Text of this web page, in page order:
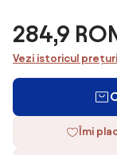
284,9
Vezi istoricul
Îmi